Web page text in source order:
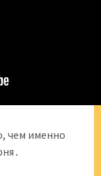
чем именно